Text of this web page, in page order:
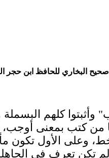
البخاري للحافظ ابن حجر
كلهم
من كتب بمعنى
وعلى الأول تكون
تكن تعرف في